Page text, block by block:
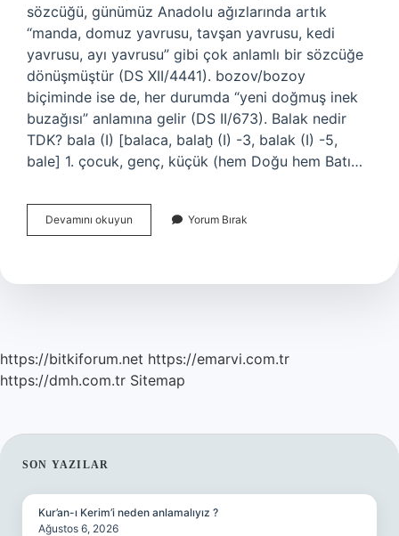
sözcüğü, günümüz Anadolu ağızlarında artık
“manda, domuz yavrusu, tavşan yavrusu, kedi
yavrusu, ayı yavrusu” gibi çok anlamlı bir sözcüğe
dönüşmüştür (DS XII/4441). bozov/bozoy
biçiminde ise de, her durumda “yeni doğmuş inek
buzağısı” anlamına gelir (DS II/673). Balak nedir
TDK? bala (I) [balaca, balaḫ (I) -3, balak (I) -5,
bale] 1. çocuk, genç, küçük (hem Doğu hem Batı…
Devamını okuyun
Ne
Yorum Bırak
https://bitkiforum.net https://emarvi.com.tr
https://dmh.com.tr Sitemap
SIDEBAR
SON YAZILAR
Kur’an-ı Kerim’i neden anlamalıyız ?
Ağustos 6, 2026